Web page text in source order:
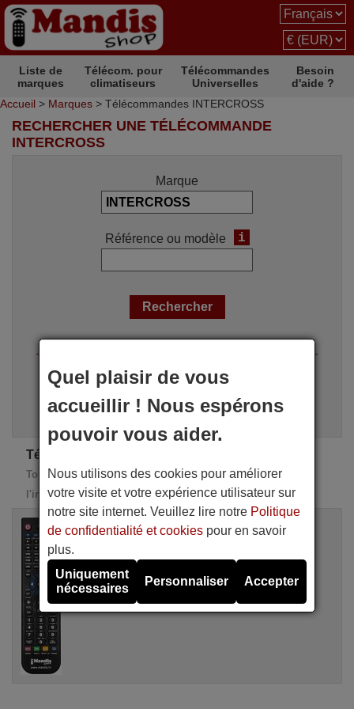
Liste de
marques
Télécom. pour
climatiseurs
Télécommandes
Universelles
Besoin
d'aide ?
Accueil > Marques > Télécommandes INTERCROSS
RECHERCHER UNE TÉLÉCOMMANDE
INTERCROSS
Marque
Référence ou modèle i
Options de recherche
Recherche Avancée i
Assistant de recherche
Télécommandes de rechange INTERCROSS
Toutes ces télécommandes de remplacement possèdent
l'intégralité des fonctions de la télécommande d'origine
Télécommande équivalente
INTERCROSS ICXSTB 500-41-01
Disponible en stock
20,50 €(TVA incluse)
INTERCROSS
Pour ICXSTB 500-41-01
Quel plaisir de vous
accueillir ! Nous espérons
pouvoir vous aider.
Nous utilisons des cookies pour améliorer
votre visite et votre expérience utilisateur sur
notre site internet. Veuillez lire notre Politique
de confidentialité et cookies pour en savoir
plus.
Uniquement
nécessaires
Personnaliser Accepter